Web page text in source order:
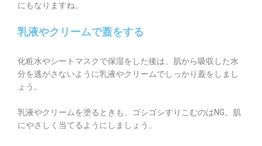
にもなりますね。
乳液やクリームで蓋をする
化粧水やシートマスクで保湿をした後は、肌から吸収した水
分を逃がさないように乳液やクリームでしっかり蓋をしまし
ょう。
乳液やクリームを塗るときも、ゴシゴシすりこむのはNG。肌
にやさしく当てるようにしましょう。